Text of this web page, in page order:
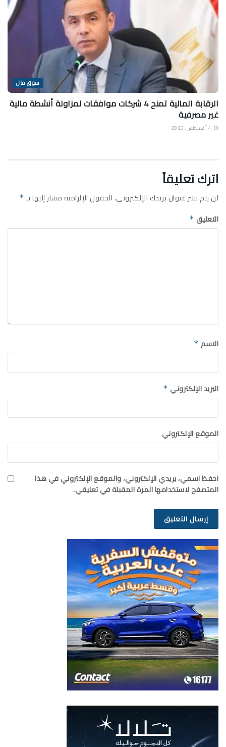
سوق مال
الرقابة المالية تمنح 4 شركات موافقات لمزاولة أنشطة مالية
غير مصرفية
اترك تعليقاً
لن يتم نشر عنوان بريدك الإلكتروني.الحقول الإلزامية مشار إليها بـ *
التعليق *
الاسم *
البريد الإلكتروني *
الموقع الإلكتروني
احفظ اسمي، بريدي الإلكتروني، والموقع الإلكتروني في هذا
المتصفح لاستخدامها المرة المقبلة في تعليقي.